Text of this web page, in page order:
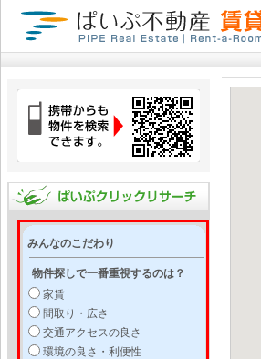
みんなのこだわり
物件探しで一番重視するのは？
家賃
間取り・広さ
交通アクセスの良さ
環境の良さ・利便性